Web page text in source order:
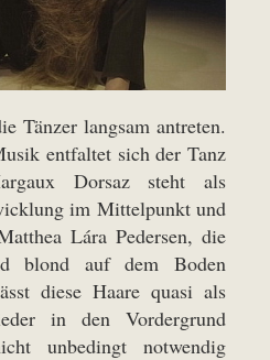
Tänzer langsam antreten.
entfaltet sich der Tanz
Dorsaz steht als
im Mittelpunkt und
Lára Pedersen, die
blond auf dem Boden
diese Haare quasi als
in den Vordergrund
unbedingt notwendig